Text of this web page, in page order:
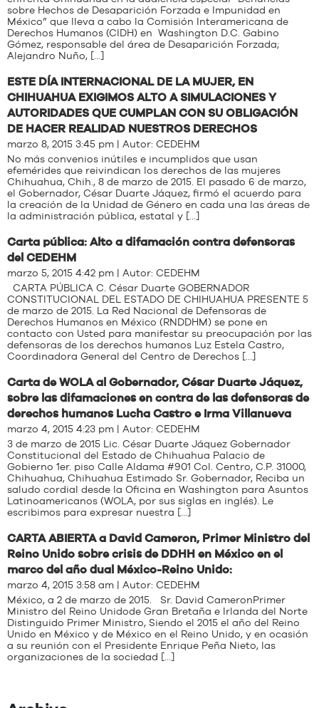
sobre Hechos de Desaparición Forzada e Impunidad en
México” que lleva a cabo la Comisión Interamericana de
Derechos Humanos (CIDH) en Washington D.C. Gabino
Gómez, responsable del área de Desaparición Forzada;
Alejandro Nuño, […]
ESTE DÍA INTERNACIONAL DE LA MUJER, EN
CHIHUAHUA EXIGIMOS ALTO A SIMULACIONES Y
AUTORIDADES QUE CUMPLAN CON SU OBLIGACIÓN
DE HACER REALIDAD NUESTROS DERECHOS
marzo 8, 2015 3:45 pm | Autor: CEDEHM
No más convenios inútiles e incumplidos que usan
efemérides que reivindican los derechos de las mujeres
Chihuahua, Chih., 8 de marzo de 2015. El pasado 6 de marzo,
el Gobernador, César Duarte Jáquez, firmó el acuerdo para
la creación de la Unidad de Género en cada una las áreas de
la administración pública, estatal y […]
Carta pública: Alto a difamación contra defensoras
del CEDEHM
marzo 5, 2015 4:42 pm | Autor: CEDEHM
CARTA PÚBLICA C. César Duarte GOBERNADOR
CONSTITUCIONAL DEL ESTADO DE CHIHUAHUA PRESENTE 5
de marzo de 2015. La Red Nacional de Defensoras de
Derechos Humanos en México (RNDDHM) se pone en
contacto con Usted para manifestar su preocupación por las
defensoras de los derechos humanos Luz Estela Castro,
Coordinadora General del Centro de Derechos […]
Carta de WOLA al Gobernador, César Duarte Jáquez,
sobre las difamaciones en contra de las defensoras de
derechos humanos Lucha Castro e Irma Villanueva
marzo 4, 2015 4:23 pm | Autor: CEDEHM
3 de marzo de 2015 Lic. César Duarte Jáquez Gobernador
Constitucional del Estado de Chihuahua Palacio de
Gobierno 1er. piso Calle Aldama #901 Col. Centro, C.P. 31000,
Chihuahua, Chihuahua Estimado Sr. Gobernador, Reciba un
saludo cordial desde la Oficina en Washington para Asuntos
Latinoamericanos (WOLA, por sus siglas en inglés). Le
escribimos para expresar nuestra […]
CARTA ABIERTA a David Cameron, Primer Ministro del
Reino Unido sobre crisis de DDHH en México en el
marco del año dual México-Reino Unido:
marzo 4, 2015 3:58 am | Autor: CEDEHM
México, a 2 de marzo de 2015. Sr. David CameronPrimer
Ministro del Reino Unidode Gran Bretaña e Irlanda del Norte
Distinguido Primer Ministro, Siendo el 2015 el año del Reino
Unido en México y de México en el Reino Unido, y en ocasión
a su reunión con el Presidente Enrique Peña Nieto, las
organizaciones de la sociedad […]